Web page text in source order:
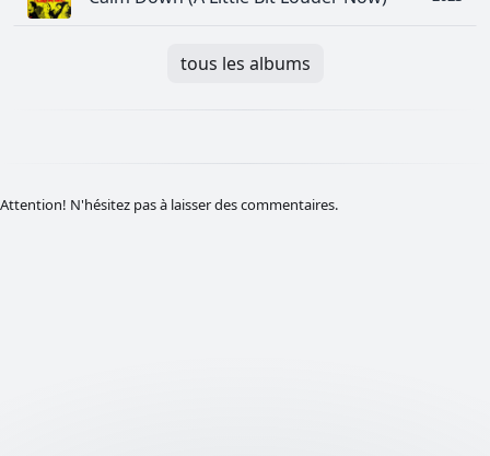
tous les albums
Attention! N'hésitez pas à laisser des commentaires.